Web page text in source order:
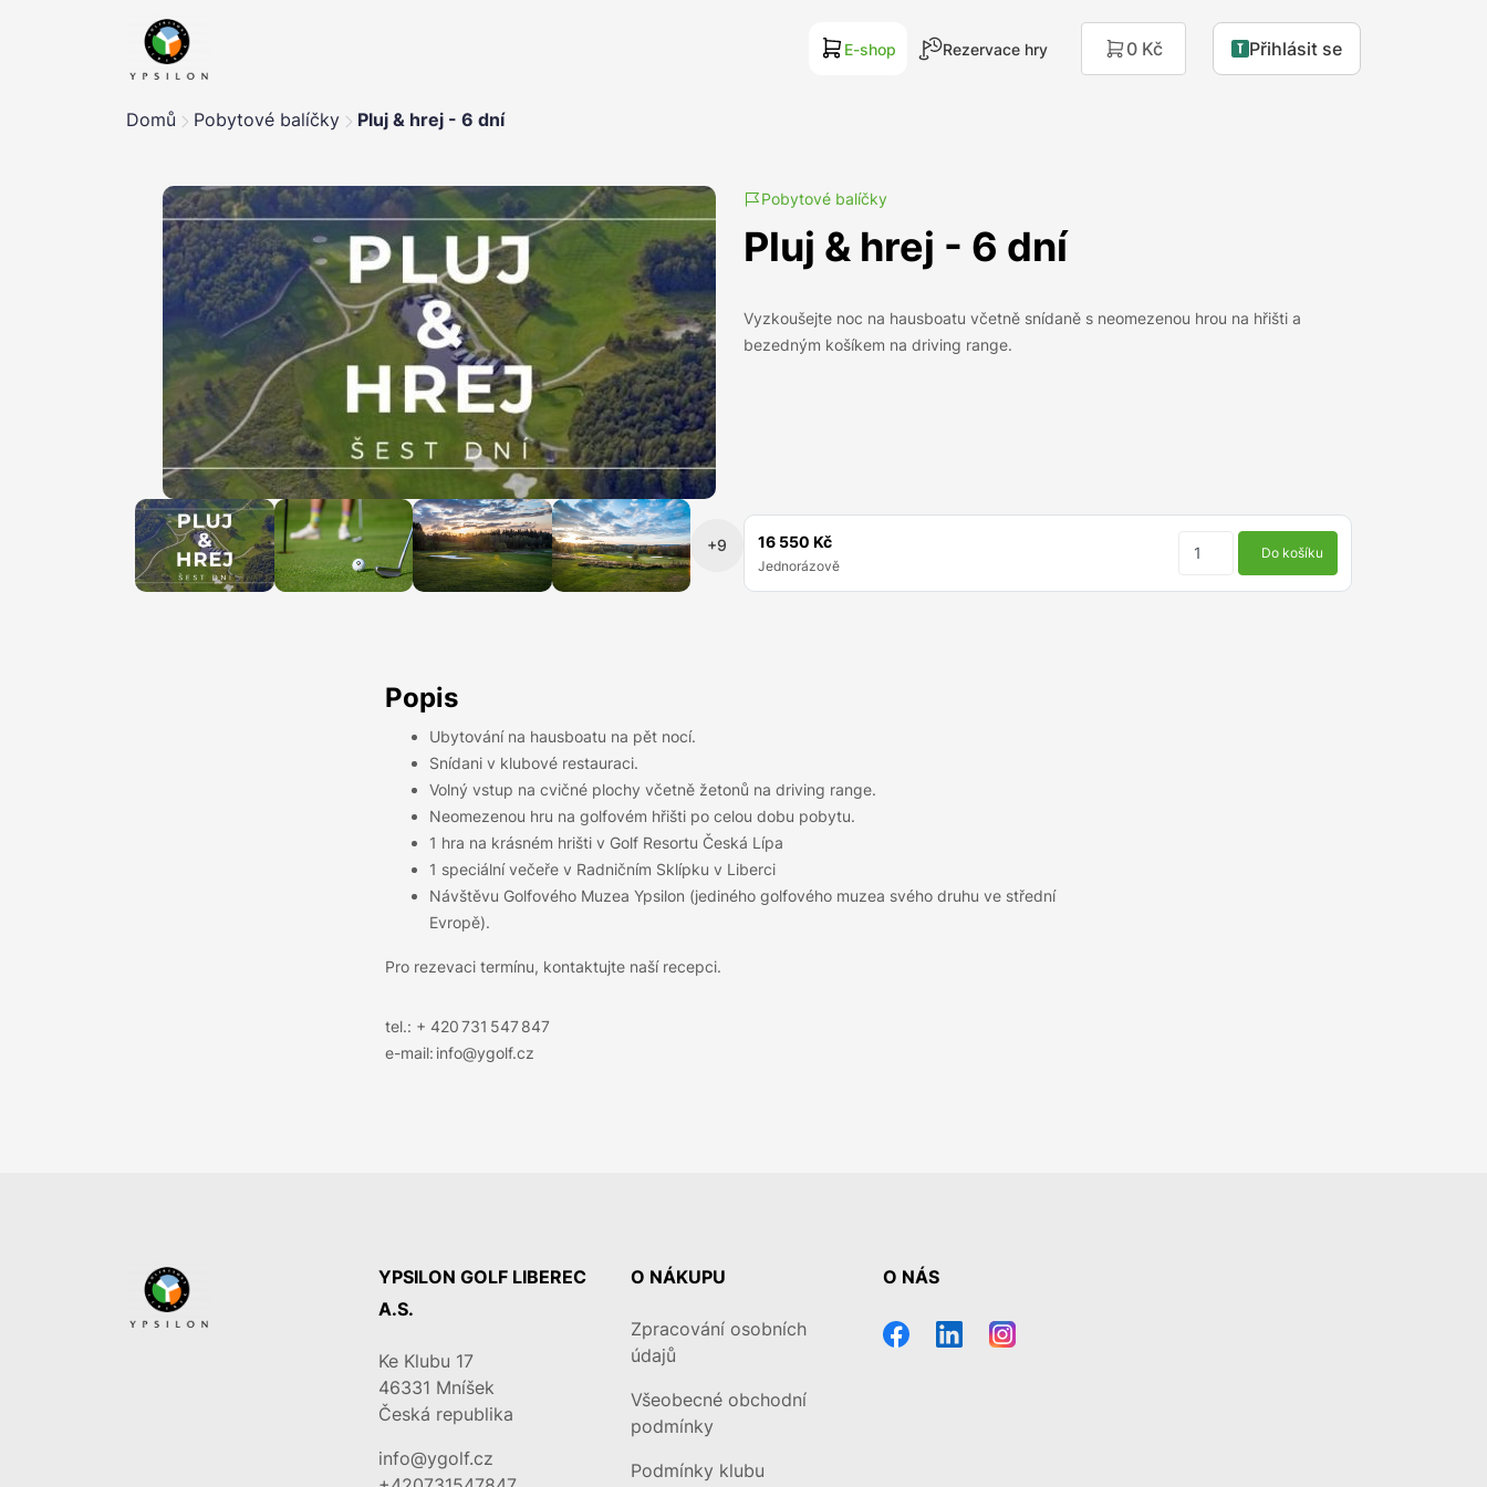
E-shop Rezervace hry 0 Kč Přihlásit se
Domů Pobytové balíčky Pluj & hrej - 6 dní
+9
Pobytové balíčky
Pluj & hrej - 6 dní
Vyzkoušejte noc na hausboatu včetně snídaně s neomezenou hrou na hřišti a
bezedným košíkem na driving range.
16 550 Kč
Jednorázově
Do košíku
Popis
Ubytování na hausboatu na pět nocí.
Snídani v klubové restauraci.
Volný vstup na cvičné plochy včetně žetonů na driving range.
Neomezenou hru na golfovém hřišti po celou dobu pobytu.
1 hra na krásném hrišti v Golf Resortu Česká Lípa
1 speciální večeře v Radničním Sklípku v Liberci
Návštěvu Golfového Muzea Ypsilon (jediného golfového muzea svého druhu ve střední
Evropě).
Pro rezevaci termínu, kontaktujte naší recepci.
tel.: + 420 731 547 847
e-mail: info@ygolf.cz
YPSILON GOLF LIBEREC
A.S.
Ke Klubu 17
46331 Mníšek
Česká republika
info@ygolf.cz
O NÁKUPU
Zpracování osobních
údajů
Všeobecné obchodní
podmínky
Podmínky klubu
O NÁS